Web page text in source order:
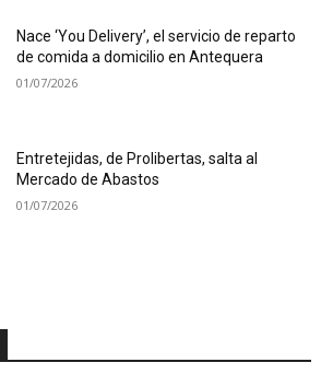
Nace ‘You Delivery’, el servicio de reparto
de comida a domicilio en Antequera
01/07/2026
Entretejidas, de Prolibertas, salta al
Mercado de Abastos
01/07/2026